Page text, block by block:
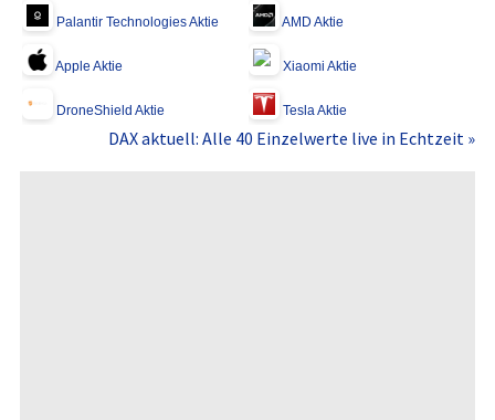
Palantir Technologies Aktie AMD Aktie
Apple Aktie Xiaomi Aktie
DroneShield Aktie Tesla Aktie
DAX aktuell: Alle 40 Einzelwerte live in Echtzeit »